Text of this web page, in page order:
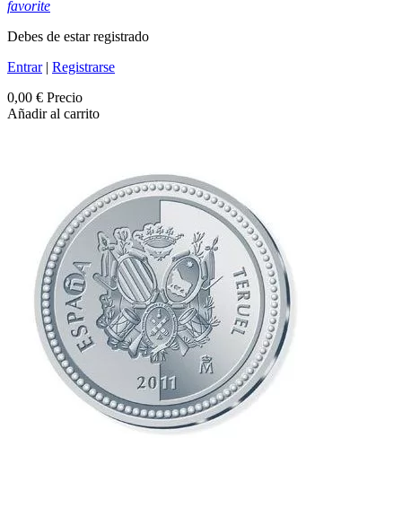
favorite
Debes de estar registrado
Entrar| Registrarse
0,00 € Precio
Añadir al carrito